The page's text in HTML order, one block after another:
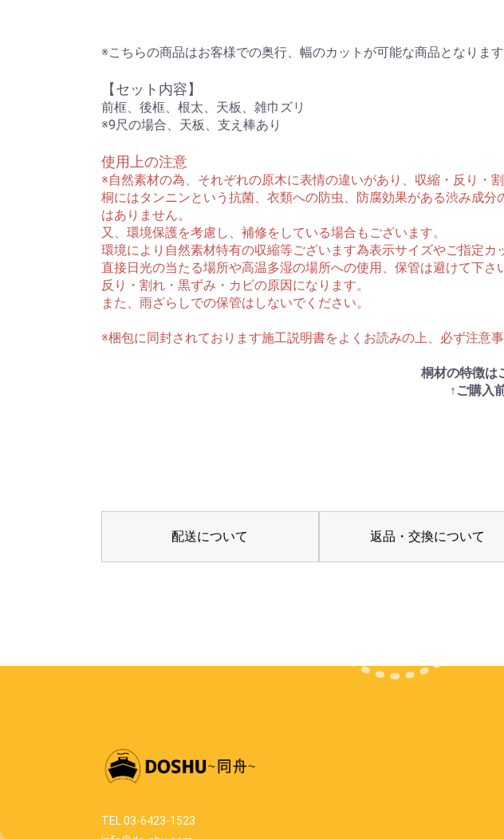
※こちらの商品はお客様での奥行、幅のカットが可能な商品となります
【セット内容】
前框、後框、根太、天板、雑巾ズリ
※9尺の場合、天板、支え棒あり
使用上の注意
※自然素材の為、それぞれの原木に表情の違いがあり、収縮・反り・
桐にはタンニンという抗菌、 衣類への防虫、防腐効果がある渋み成
はありません。
又、環境保護を考慮し、補修をしている場合もございます。
環境により自然素材特有の収縮等ございます為表示サイズやご指定
直接日光の当たる場所や高温多湿の場所への使用、保管は避けて下さ
反り・割れ・黒ずみ・カビの原因になります。
また、雨ざらしでの保管はしないでください。
※梱包に同封されております施工説明書をよくお読みの上、必ず注意事
桐材の特徴は
↑ご購入
配送について 返品・交換について
TEL 03-6423-1523